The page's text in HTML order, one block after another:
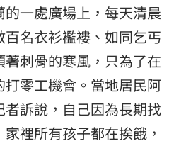
一處廣場上，每天清晨
名衣衫襤褸、如同乞丐
刺骨的寒風，只為了在
零工機會。當地居民阿
訴說，自己因為長期找
裡所有孩子都在挨餓，